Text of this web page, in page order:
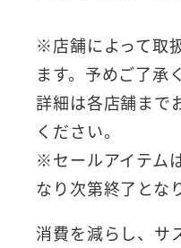
※店舗によって取
ます。予めご了承
詳細は各店舗まで
ください。
※セールアイテム
なり次第終了とな
消費を減らし、サ